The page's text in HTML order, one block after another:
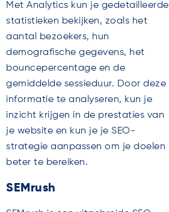
Met Analytics kun je gedetailleerde
statistieken bekijken, zoals het
aantal bezoekers, hun
demografische gegevens, het
bouncepercentage en de
gemiddelde sessieduur. Door deze
informatie te analyseren, kun je
inzicht krijgen in de prestaties van
je website en kun je je SEO-
strategie aanpassen om je doelen
beter te bereiken.
SEMrush